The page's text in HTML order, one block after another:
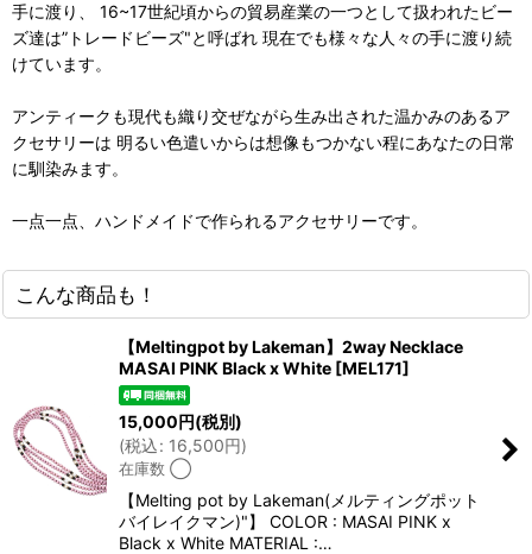
手に渡り、 16~17世紀頃からの貿易産業の一つとして扱われたビー
ズ達は”トレードビーズ"と呼ばれ 現在でも様々な人々の手に渡り続
けています。
アンティークも現代も織り交ぜながら生み出された温かみのあるア
クセサリーは 明るい色遣いからは想像もつかない程にあなたの日常
に馴染みます。
一点一点、ハンドメイドで作られるアクセサリーです。
こんな商品も！
【Meltingpot by Lakeman】2way Necklace
MASAI PINK Black x White [MEL171]
15,000円(税別)
(税込: 16,500円)
在庫数 ◯
【Melting pot by Lakeman(メルティングポット
バイレイクマン)"】 COLOR : MASAI PINK x
Black x White MATERIAL :…